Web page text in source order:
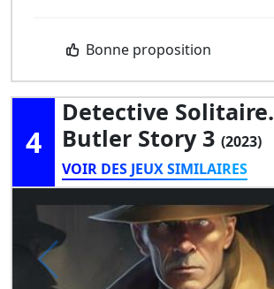
Bonne proposition
4
Detective Solitaire.
Butler Story 3 (2023)
VOIR DES JEUX SIMILAIRES